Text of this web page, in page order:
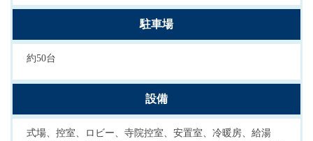
駐車場
約50台
設備
式場、控室、ロビー、寺院控室、安置室、冷暖房、給湯